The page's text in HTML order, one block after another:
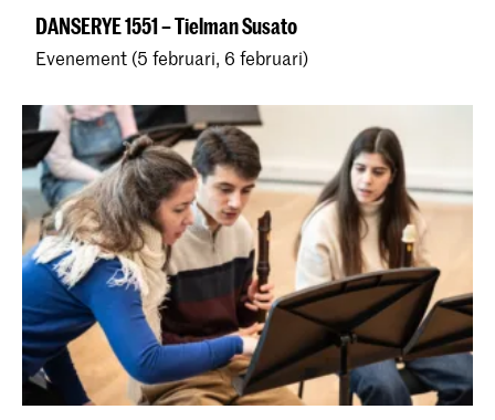
DANSERYE 1551 – Tielman Susato
Evenement (5 februari, 6 februari)